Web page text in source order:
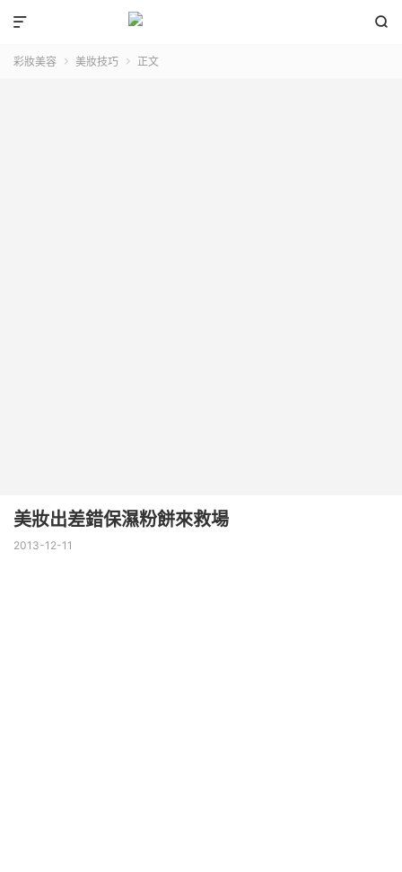


彩妝美容  美妝技巧  正文
美妝出差錯保濕粉餅來救場
2013-12-11